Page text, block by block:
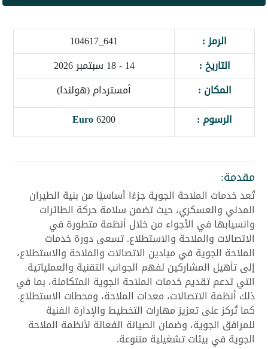
الرمز :
641_104617
التاريخ :
14 - 18 سبتمبر 2026
المكان :
أمستردام (هولندا)
الرسوم :
6200
Euro
مقدمة:
تُعد خدمات الملاحة الجوية جزءًا أساسيًا من بنية الطيران
المدني والعسكري، حيث تضمن سلامة حركة الطائرات
وانسيابها في الأجواء من خلال أنظمة متطورة في
الاتصالات والملاحة والاستطلاع. تسعى دورة خدمات
الملاحة الجوية في ميادين الاتصالات والملاحة والاستطلاع،
إلى تأهيل المشاركين لفهم الجوانب التقنية والعملياتية
التي تدعم تقديم خدمات الملاحة الجوية المتكاملة، بما في
ذلك أنظمة الاتصالات، معدات الملاحة، ومحطات الاستطلاع.
كما تُركز على تعزيز مهارات التخطيط والإدارة الفنية
للمرافق الجوية، وضمان الصيانة الفعالة لأنظمة الملاحة
الجوية في بيئات تشغيلية متنوعة.